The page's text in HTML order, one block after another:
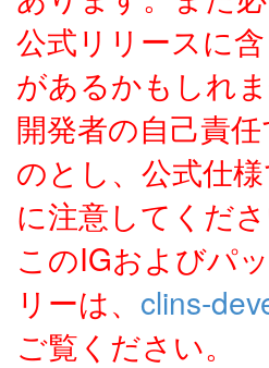
公式リリースに
があるかもしれま
開発者の自己責
のとし、公式仕
に注意してくださ
このIGおよびパ
リーは、 clins-
ご覧ください。